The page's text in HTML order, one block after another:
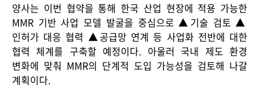
양사는 이번 협약을 통해 한국 산업 현장에 적용 가능한
MMR 기반 사업 모델 발굴을 중심으로 ▲기술 검토 ▲
인허가 대응 협력 ▲공급망 연계 등 사업화 전반에 대한
협력 체계를 구축할 예정이다. 아울러 국내 제도 환경
변화에 맞춰 MMR의 단계적 도입 가능성을 검토해 나갈
계획이다.